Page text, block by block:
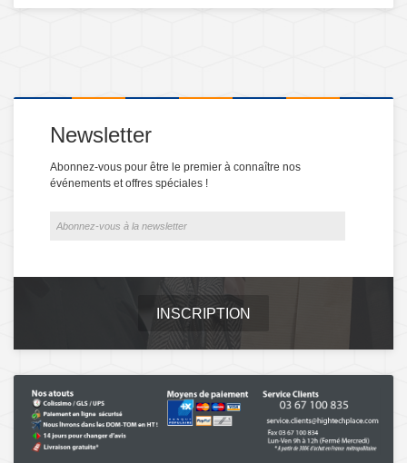
Newsletter
Abonnez-vous pour être le premier à connaître nos
événements et offres spéciales !
INSCRIPTION